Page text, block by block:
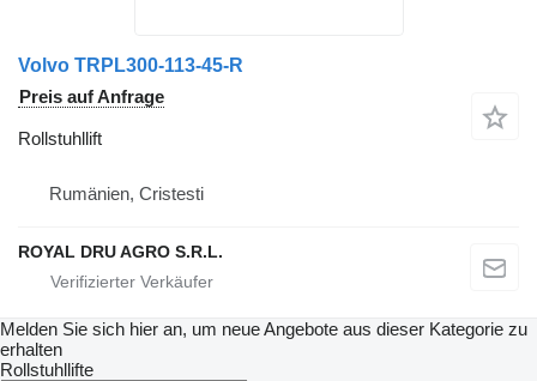
Volvo TRPL300-113-45-R
Preis auf Anfrage
Rollstuhllift
Rumänien, Cristesti
ROYAL DRU AGRO S.R.L.
Melden Sie sich hier an, um neue Angebote aus dieser Kategorie zu
erhalten
Rollstuhllifte